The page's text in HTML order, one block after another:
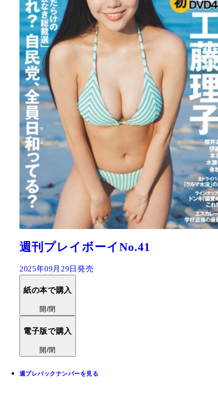
週刊プレイボーイNo.41
2025年09月29日発売
紙の本で購入
開/閉
電子版で購入
開/閉
週プレバックナンバーを見る